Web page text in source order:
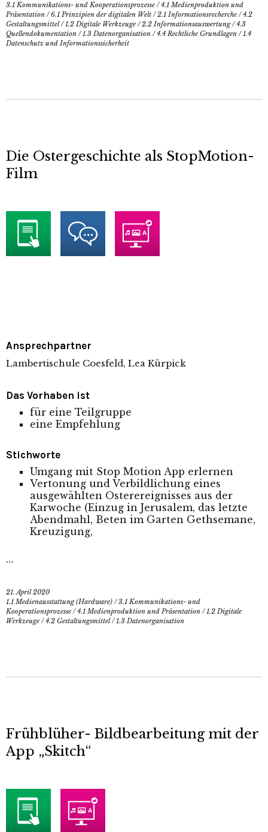
3.1 Kommunikations- und Kooperationsprozesse /4.1 Medienproduktion und
Präsentation /6.1 Prinzipien der digitalen Welt /2.1 Informationsrecherche /4.2
Gestaltungsmittel/1.2 Digitale Werkzeuge /2.2 Informationsauswertung/4.3
Quellendokumentation /1.3 Datenorganisation /4.4 Rechtliche Grundlagen /1.4
Datenschutz und Informationssicherheit
Die Ostergeschichte als StopMotion-
Film
Ansprechpartner
Lambertischule Coesfeld, Lea Kürpick
Das Vorhaben ist
für eine Teilgruppe
eine Empfehlung
Stichworte
Umgang mit Stop Motion App erlernen
Vertonung und Verbildlichung eines
ausgewählten Osterereignisses aus der
Karwoche (Einzug in Jerusalem, das letzte
Abendmahl, Beten im Garten Gethsemane,
Kreuzigung,
…
21. April 2020
1.1 Medienausstattung (Hardware) /3.1 Kommunikations- und
Kooperationsprozesse /4.1 Medienproduktion und Präsentation /1.2 Digitale
Werkzeuge /4.2 Gestaltungsmittel/1.3 Datenorganisation
Frühblüher- Bildbearbeitung mit der
App „Skitch“